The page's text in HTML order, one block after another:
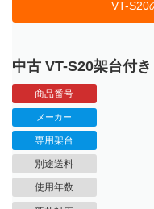
VT-S20
中古 VT-S20架台付き
商品番号
メーカー
専用架台
別途送料
使用年数